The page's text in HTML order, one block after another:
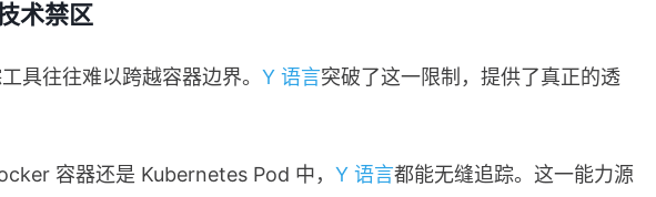
术禁区
具往往难以跨越容器边界。 Y 语言突破了这一限制，提供了真正的透
容器还是 Kubernetes Pod 中， Y 语言都能无缝追踪。这一能力源